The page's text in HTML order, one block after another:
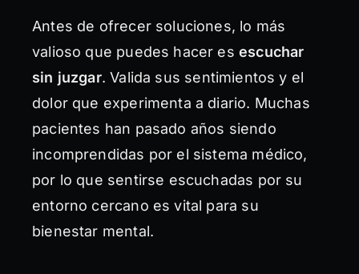
Antes de ofrecer soluciones, lo más
valioso que puedes hacer esescuchar
sin juzgar. Valida sus sentimientos y el
dolor que experimenta a diario. Muchas
pacientes han pasado años siendo
incomprendidas por el sistema médico,
por lo que sentirse escuchadas por su
entorno cercano es vital para su
bienestar mental.